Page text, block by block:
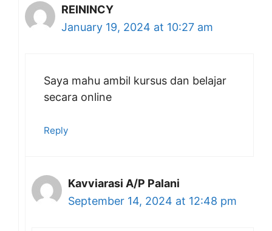
REININCY
January 19, 2024 at 10:27 am
Saya mahu ambil kursus dan belajar
secara online
Reply
Kavviarasi A/P Palani
September 14, 2024 at 12:48 pm